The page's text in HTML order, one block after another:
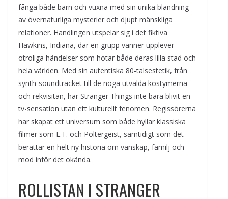
fånga både barn och vuxna med sin unika blandning
av övernaturliga mysterier och djupt mänskliga
relationer. Handlingen utspelar sig i det fiktiva
Hawkins, Indiana, där en grupp vänner upplever
otroliga händelser som hotar både deras lilla stad och
hela världen. Med sin autentiska 80-talsestetik, från
synth-soundtracket till de noga utvalda kostymerna
och rekvisitan, har Stranger Things inte bara blivit en
tv-sensation utan ett kulturellt fenomen. Regissörerna
har skapat ett universum som både hyllar klassiska
filmer som E.T. och Poltergeist, samtidigt som det
berättar en helt ny historia om vänskap, familj och
mod inför det okända.
ROLLISTAN I STRANGER